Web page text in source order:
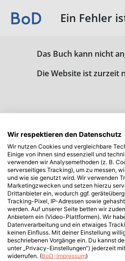
Ein Fehler
Das Buch kann nicht
Die Website ist zurzeit
Wir respektieren den Datenschutz
Wir nutzen Cookies und vergleichbare
Einige von ihnen sind essenziell und
verwenden wir Analysemethoden (z. B.
serverseitiges Tracking), um zu messen,
und wie sie genutzt wird. Wir verwenden
Marketingzwecken und setzen hierzu
Drittanbieter ein, wodurch ggf.
Tracking-Pixel, IP-Adressen sowie
werden. Auf unserer Seite betten wir
Anbietern ein (Video-Plattformen). Wir
Datenverarbeitung und ein etwaiges
keinen Einfluss. Mit deiner Einstellung
beschriebenen Vorgänge ein. Du kannst
unter „Privacy-Einstellungen“) jederzeit
widerrufen. (BoD-Impressum)